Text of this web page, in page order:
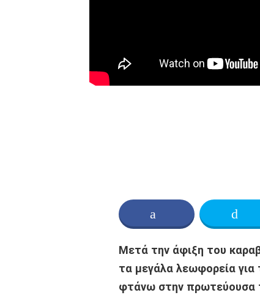
Κοινοποίηση στο
Μετά την άφιξη του
τα μεγάλα λεωφορεία για
φτάνω στην πρωτεύουσα